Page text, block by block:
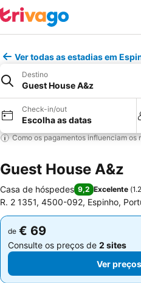
Ver todas as estadias em
Destino
Guest House A&z
Check-in/out
Escolha as datas
Como os pagamentos influenciam os
Guest House A&z
Casa de hóspedes 9,2 Excelente (
R. 2 1351, 4500-092, Espinho,
de € 69
Consulte os preços de 2 sites
Ver
de € 69
Consulte os preços de 2 sites
Ver preços